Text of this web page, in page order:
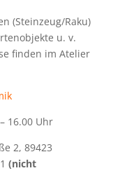
(Steinzeug/Raku)
u. v.
finden im Atelier
16.00 Uhr
2, 89423
(nicht